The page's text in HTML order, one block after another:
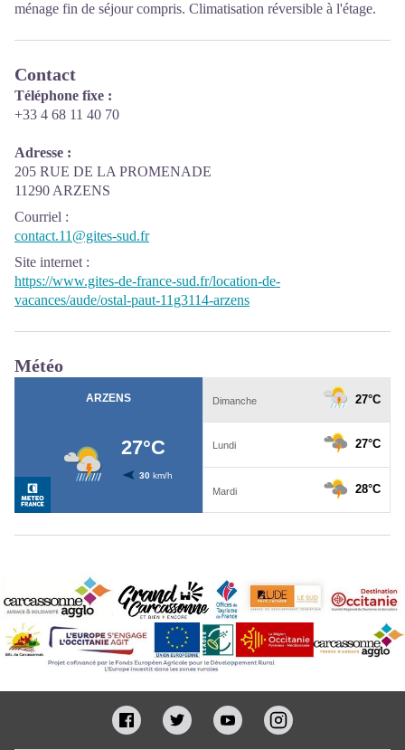
ménage fin de séjour compris. Climatisation réversible à l'étage.
Contact
Téléphone fixe :
+33 4 68 11 40 70
Adresse :
205 RUE DE LA PROMENADE
11290 ARZENS
Courriel :
contact.11@gites-sud.fr
Site internet :
https://www.gites-de-france-sud.fr/location-de-
vacances/aude/ostal-paut-11g3114-arzens
Météo